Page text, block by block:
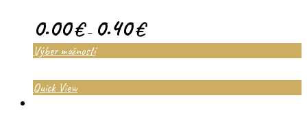
0.00€– 0.40€
Výber možností
Quick View